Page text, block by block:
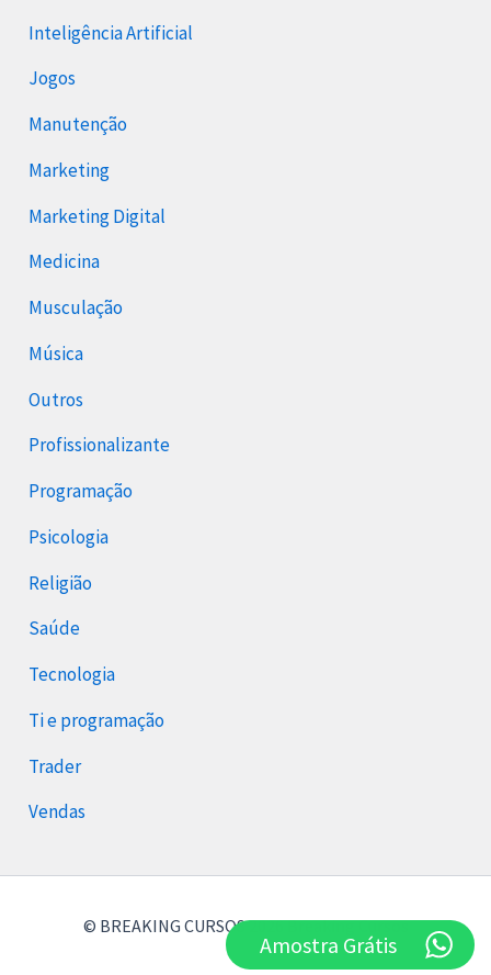
Inteligência Artificial
Jogos
Manutenção
Marketing
Marketing Digital
Medicina
Musculação
Música
Outros
Profissionalizante
Programação
Psicologia
Religião
Saúde
Tecnologia
Ti e programação
Trader
Vendas
© BREAKING CURSOS 2026 Breaking Cursos
Amostra Grátis